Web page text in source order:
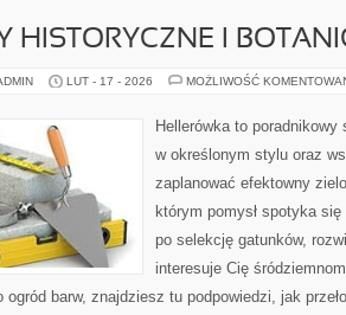
HISTORYCZNE I
LUT - 17 - 2026 MOŻLIWOŚĆ
Hellerówka to
w określonym stylu oraz
zaplanować efektowny
którym pomysł spotyka
po selekcję gatunków,
interesuje Cię
ogród barw, znajdziesz tu podpowiedzi, jak